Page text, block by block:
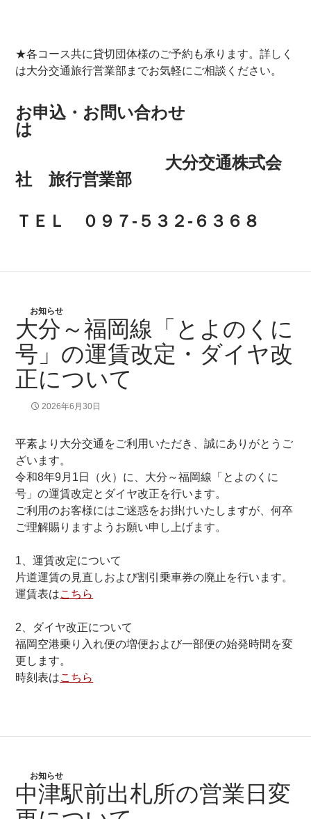
★各コース共に貸切団体様のご予約も承ります。詳しく
は大分交通旅行営業部までお気軽にご相談ください。
お申込・お問い合わせ
は
大分交通株式会
社 旅行営業部
ＴＥＬ ０９７-５３２-６３６８
お知らせ
大分～福岡線「とよのくに
号」の運賃改定・ダイヤ改
正について
2026年6月30日
平素より大分交通をご利用いただき、誠にありがとうご
ざいます。
令和8年9月1日（火）に、大分～福岡線「とよのくに
号」の運賃改定とダイヤ改正を行います。
ご利用のお客様にはご迷惑をお掛けいたしますが、何卒
ご理解賜りますようお願い申し上げます。
1、運賃改定について
片道運賃の見直しおよび割引乗車券の廃止を行います。
運賃表はこちら
2、ダイヤ改正について
福岡空港乗り入れ便の増便および一部便の始発時間を変
更します。
時刻表はこちら
お知らせ
中津駅前出札所の営業日変